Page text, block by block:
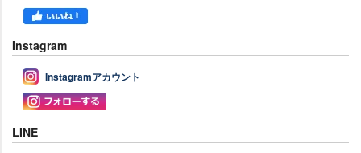
Instagram
Instagramアカウント
LINE